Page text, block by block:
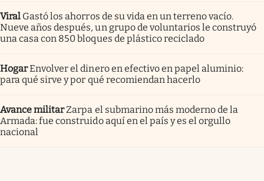
Viral Gastó los ahorros de su vida en un terreno vacío.
Nueve años después, un grupo de voluntarios le construyó
una casa con 850 bloques de plástico reciclado
HogarEnvolver el dinero en efectivo en papel aluminio:
para qué sirve y por qué recomiendan hacerlo
Avance militarZarpa el submarino más moderno de la
Armada: fue construido aquí en el país y es el orgullo
nacional